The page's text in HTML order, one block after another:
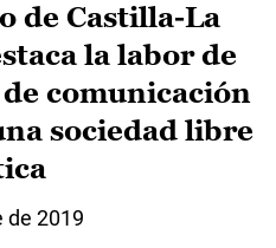
de Castilla-La
la labor de
comunicación
sociedad libre
de 2019